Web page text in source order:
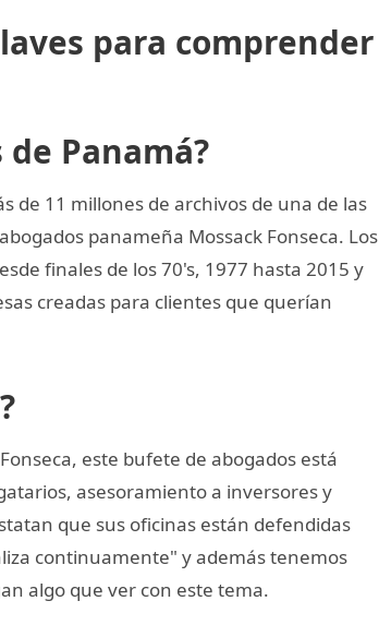
para comprender
Panamá?
de 11 millones de archivos de una de las
panameña Mossack Fonseca. Los
finales de los 70's, 1977 hasta 2015 y
creadas para clientes que querían
este bufete de abogados está
asesoramiento a inversores y
que sus oficinas están defendidas
continuamente" y además tenemos
algo que ver con este tema.